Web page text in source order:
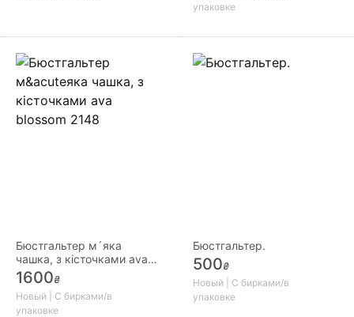
упаковке
Бюстгальтер м´яка
чашка, з кісточками ava
blossom 2148
1600₴
Новый | С бирками/в
упаковке
Бюстгальтер.
500₴
Новый | С бирками/в
упаковке